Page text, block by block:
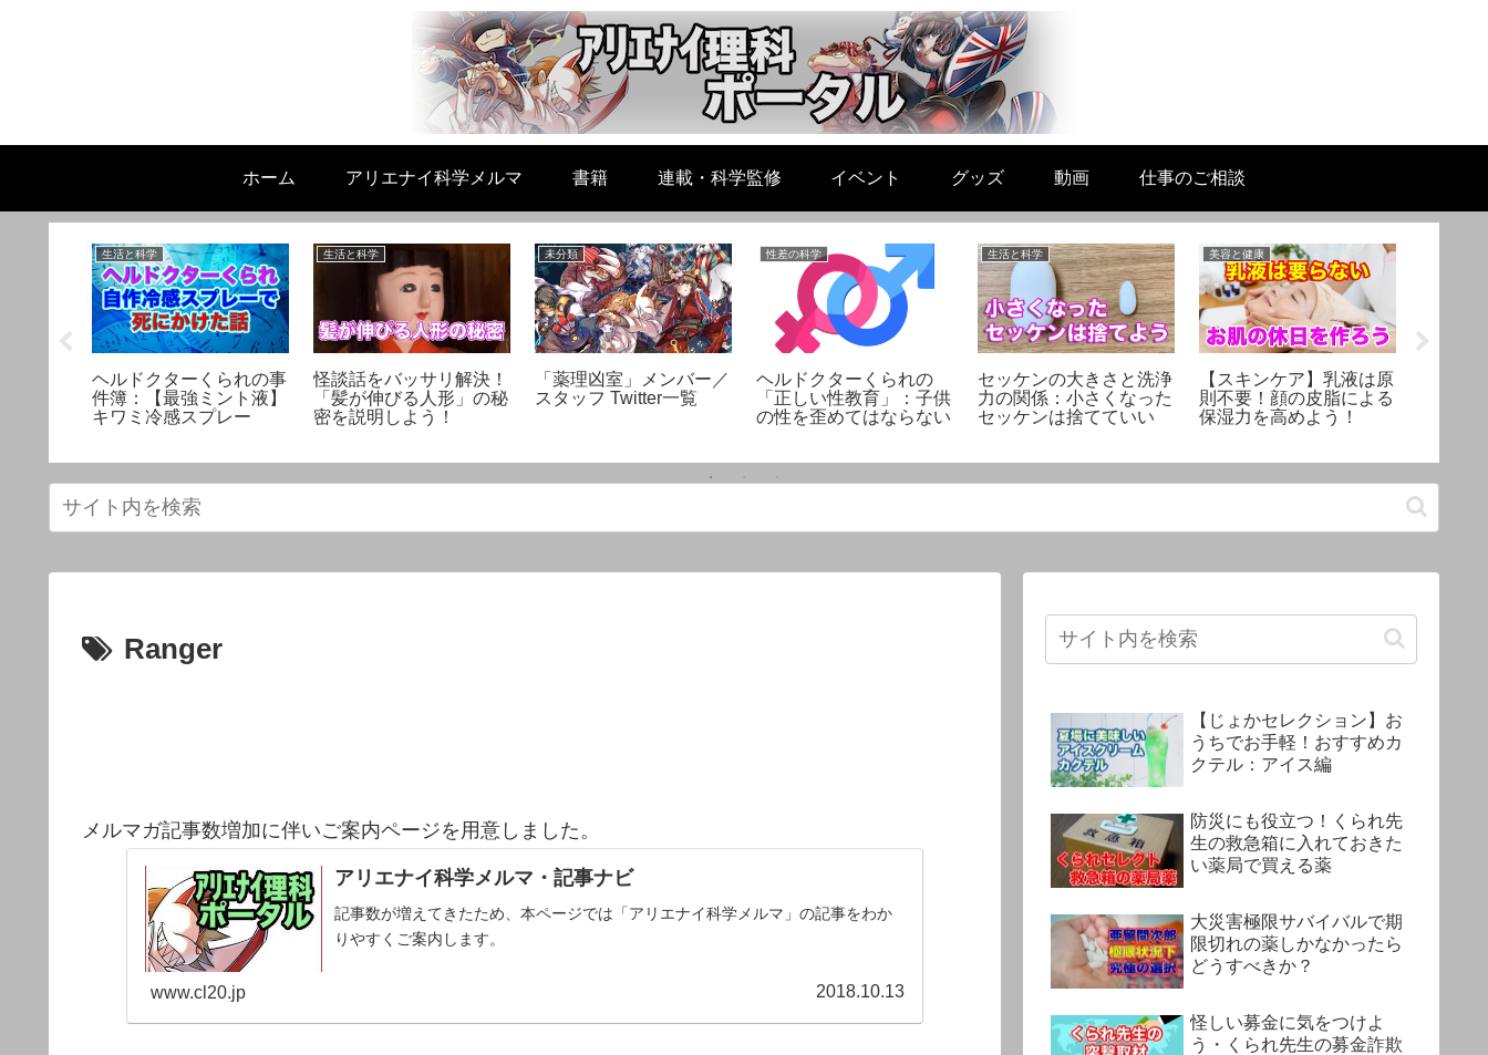
ホーム アリエナイ科学メルマ 書籍 連載・科学監修 イベント グッズ 動画 仕事のご相談
生活と科学
ヘルドクターくられの事
件簿：【最強ミント液】
キワミ冷感スプレー
生活と科学
怪談話をバッサリ解決！
「髪が伸びる人形」の秘
密を説明しよう！
未分類
「薬理凶室」メンバー／
スタッフ Twitter一覧
性差の科学
ヘルドクターくられの
「正しい性教育」：子供
の性を歪めてはならない
生活と科学
セッケンの大きさと洗浄
力の関係：小さくなった
セッケンは捨てていい
美容と健康
【スキンケア】乳液は原
則不要！顔の皮脂による
保湿力を高めよう！
Ranger
メルマガ記事数増加に伴いご案内ページを用意しました。
アリエナイ科学メルマ・記事ナビ
記事数が増えてきたため、本ページでは「アリエナイ科学メルマ」の記事をわか
りやすくご案内します。
www.cl20.jp 2018.10.13
【じょかセレクション】お
うちでお手軽！おすすめカ
クテル：アイス編
防災にも役立つ！くられ先
生の救急箱に入れておきた
い薬局で買える薬
大災害極限サバイバルで期
限切れの薬しかなかったら
どうすべきか？
怪しい募金に気をつけよ
う・くられ先生の募金詐欺